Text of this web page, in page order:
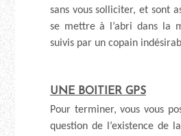
sans vous solliciter, et sont
se mettre à l’abri dans la
suivis par un copain
UNE BOITIER GPS
Pour terminer, vous vous
question de l’existence de